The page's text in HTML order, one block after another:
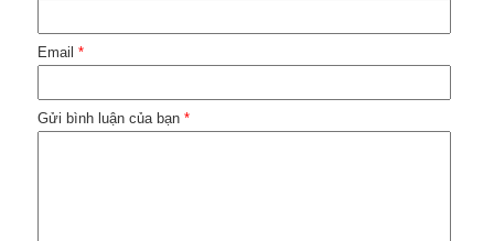
Email *
Gửi bình luận của bạn *